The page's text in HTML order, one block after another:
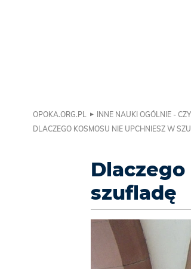
OPOKA.ORG.PL INNE NAUKI OGÓLNIE -
DLACZEGO KOSMOSU NIE UPCHNIESZ W
szufladę